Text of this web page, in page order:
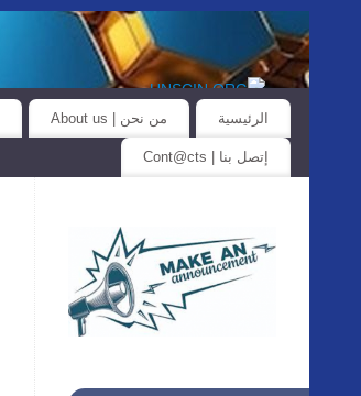
الرئيسية من نحن | About us
إتصل بنا | Cont@cts